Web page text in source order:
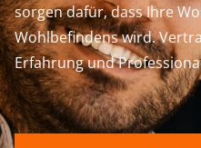
sorgen dafür, dass Ihre
Wohlbefindens wird.
Erfahrung und